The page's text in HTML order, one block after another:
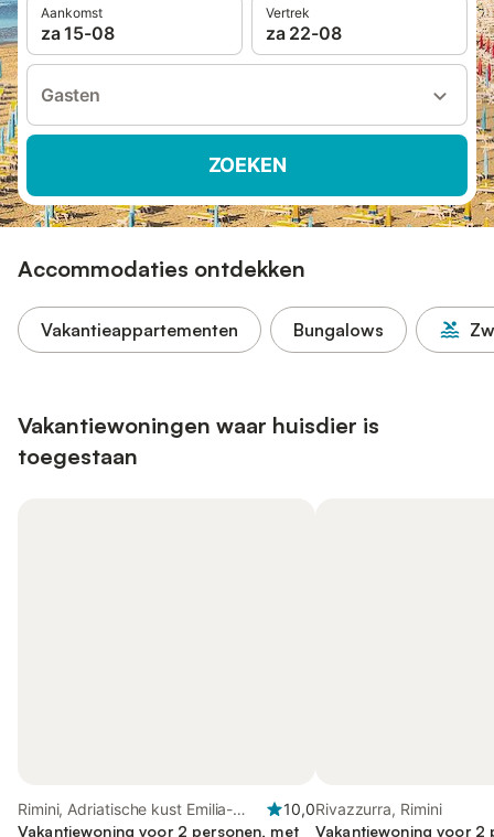
Aankomst
za 15-08
Vertrek
za 22-08
Gasten
ZOEKEN
Accommodaties ontdekken
Vakantieappartementen Bungalows
Vakantiewoningen waar huisdier is
toegestaan
Rimini, Adriatische kust Emilia-
Romagna
10,0
Vakantiewoning voor 2 personen, met
Rivazzurra, Rimini
Vakantiewoning voor 2